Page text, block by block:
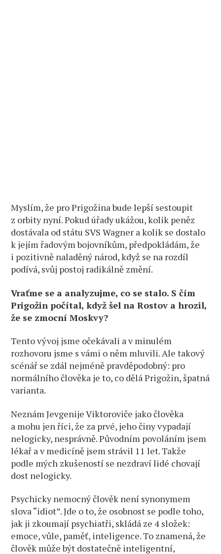
Myslím, že pro Prigožina bude lepší sestoupit
z orbity nyní. Pokud úřady ukážou, kolik peněz
dostávala od státu SVS Wagner a kolik se dostalo
k jejím řadovým bojovníkům, předpokládám, že
i pozitivně naladěný národ, když se na rozdíl
podívá, svůj postoj radikálně změní.
Vraťme se a analyzujme, co se stalo. S čím
Prigožin počítal, když šel na Rostov a hrozil,
že se zmocní Moskvy?
Tento vývoj jsme očekávali a v minulém
rozhovoru jsme s vámi o něm mluvili. Ale takový
scénář se zdál nejméně pravděpodobný: pro
normálního člověka je to, co dělá Prigožin, špatná
varianta.
Neznám Jevgenije Viktoroviče jako člověka
a mohu jen říci, že za prvé, jeho činy vypadají
nelogicky, nesprávně. Původním povoláním jsem
lékař a v medicíně jsem strávil 11 let. Takže
podle mých zkušeností se nezdraví lidé chovají
dost nelogicky.
Psychicky nemocný člověk není synonymem
slova “idiot”. Jde o to, že osobnost se podle toho,
jak ji zkoumají psychiatři, skládá ze 4 složek:
emoce, vůle, paměť, inteligence. To znamená, že
člověk může být dostatečně inteligentní,